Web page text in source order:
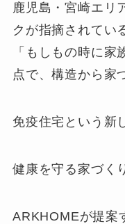
鹿児島・宮崎エリ
クが指摘されてい
「もしもの時に
点で、構造から家
免疫住宅という新
健康を守る家づく
ARKHOMEが提案